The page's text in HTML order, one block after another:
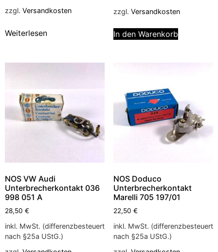
zzgl. Versandkosten
Weiterlesen
zzgl. Versandkosten
In den Warenkorb
NOS VW Audi
Unterbrecherkontakt 036
998 051 A
28,50 €
inkl. MwSt. (differenzbesteuert
nach §25a UStG.)
NOS Doduco
Unterbrecherkontakt
Marelli 705 197/01
22,50 €
inkl. MwSt. (differenzbesteuert
nach §25a UStG.)